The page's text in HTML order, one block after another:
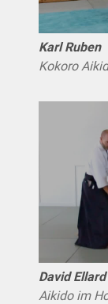
Karl Ruben
Kokoro
David Ellard
Aikido im